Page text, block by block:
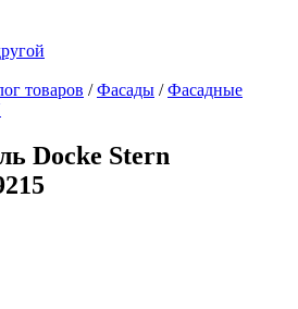
товаров / Фасады / Фасадные
Docke Stern